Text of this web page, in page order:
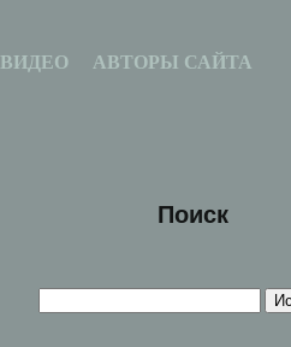
ВИДЕО АВТОРЫ САЙТА
Поиск